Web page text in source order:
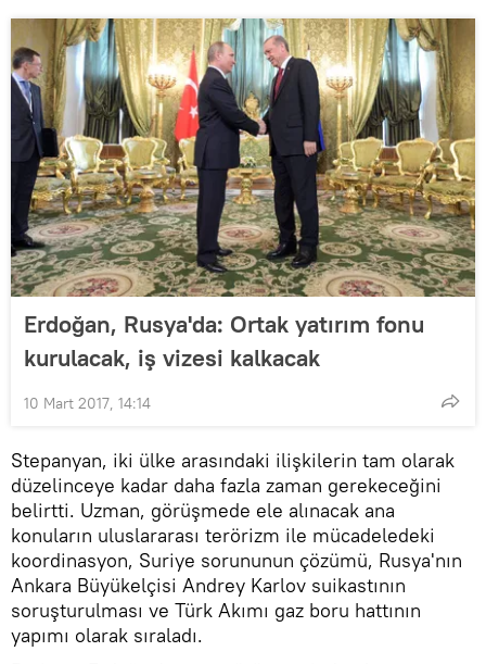
Erdoğan, Rusya'da: Ortak yatırım fonu
kurulacak, iş vizesi kalkacak
10 Mart 2017, 14:14
Stepanyan, iki ülke arasındaki ilişkilerin tam olarak
düzelinceye kadar daha fazla zaman gerekeceğini
belirtti. Uzman, görüşmede ele alınacak ana
konuların uluslararası terörizm ile mücadeledeki
koordinasyon, Suriye sorununun çözümü, Rusya'nın
Ankara Büyükelçisi Andrey Karlov suikastının
soruşturulması ve Türk Akımı gaz boru hattının
yapımı olarak sıraladı.